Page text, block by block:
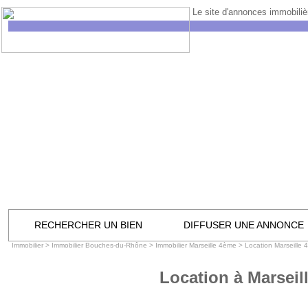
Le site d'annonces
RECHERCHER UN BIEN DIFFUSER UNE ANNONCE
Immobilier > Immobilier Bouches-du-Rhône > Immobilier Marseille 4ème > Location Marseille
Location à